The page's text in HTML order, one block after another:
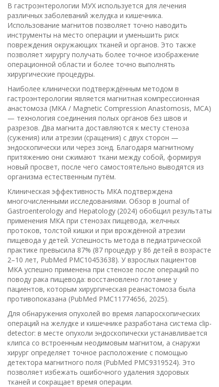
В гастроэнтерологии МУХ используется для лечения
различных заболеваний желудка и кишечника.
Использование магнитов позволяет точно наводить
инструменты на место операции и уменьшить риск
повреждения окружающих тканей и органов. Это также
позволяет хирургу получать более точное изображение
операционной области и более точно выполнять
хирургические процедуры.
Наиболее клинически подтверждённым методом в
гастроэнтерологии является магнитная компрессионная
анастомоза (МКА / Magnetic Compression Anastomosis, MCA)
— технология соединения полых органов без швов и
разрезов. Два магнита доставляются к месту стеноза
(сужения) или атрезии (сращения) с двух сторон —
эндоскопически или через зонд. Благодаря магнитному
притяжению они сжимают ткани между собой, формируя
новый просвет, после чего самостоятельно выводятся из
организма естественным путём.
Клиническая эффективность МКА подтверждена
многочисленными исследованиями. Обзор в Journal of
Gastroenterology and Hepatology (2024) обобщил результаты
применения МКА при стенозах пищевода, желчных
протоков, толстой кишки и при врождённой атрезии
пищевода у детей. Успешность метода в педиатрической
практике превысила 87% (87 процедур у 86 детей в возрасте
2–10 лет, PubMed PMC10453638). У взрослых пациентов
МКА успешно применена при стенозе после операций по
поводу рака пищевода: восстановлено глотание у
пациентов, которым хирургическая реанастомоза была
противопоказана (PubMed PMC11774656, 2025).
Для обнаружения опухолей во время лапароскопических
операций на желудке и кишечнике разработана система clip-
detector: в месте опухоли эндоскопически устанавливается
клипса со встроенным неодимовым магнитом, а снаружи
хирург определяет точное расположение с помощью
детектора магнитного поля (PubMed PMC9319524). Это
позволяет избежать ошибочного удаления здоровых
тканей и сокращает время операции.